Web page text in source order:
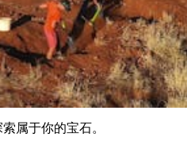
属于你的宝石。